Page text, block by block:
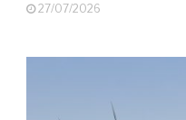
27/07/2026